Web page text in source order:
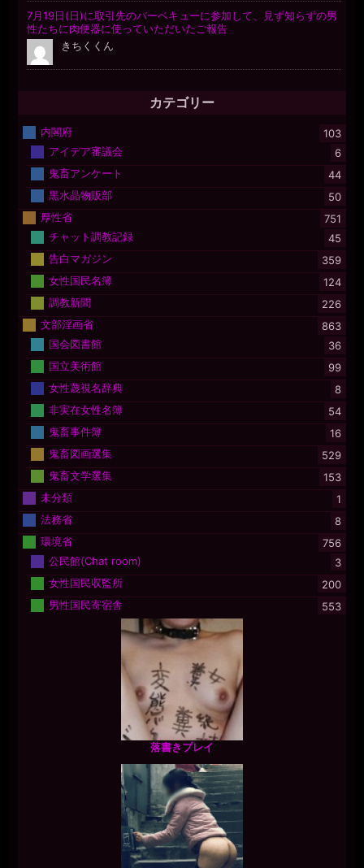
カテゴリー
内閣府
103
アイデア審議会
6
鬼畜アンケート
44
黒水晶物販部
50
厚性省
751
チャット調教記録
45
告白マガジン
359
女性国民名簿
124
調教新聞
226
文部淫画省
863
国会図書館
36
国立美術館
99
女性蔑視名辞典
8
非実在女性名簿
54
鬼畜事件簿
16
鬼畜図画選集
529
鬼畜文学選集
153
未分類
1
法務省
8
環境省
756
公民館(Chat room)
3
女性国民収監所
200
男性国民寄宿舎
553
落書きプレイ